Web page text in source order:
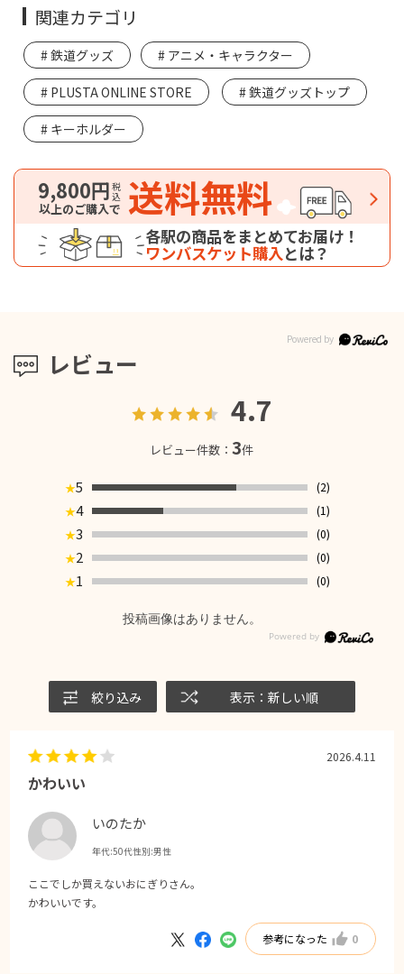
レビュー
4.7
レビュー件数：3件
★5
(2)
★4
(1)
★3
(0)
★2
(0)
★1 (0)
投稿画像はありません。
絞り込み 表示：新しい順
かわいい
いのたか
年代:50代性別:男性
2026.4.11
ここでしか買えないおにぎりさん。
かわいいです。
参考になった 0
関連カテゴリ
鉄道グッズ アニメ・キャラクター
PLUSTA ONLINE STORE 鉄道グッズトップ
キーホルダー
9,800円税込
以上のご購入で 送料無料
各駅の商品をまとめてお届け！
ワンバスケット購入とは？